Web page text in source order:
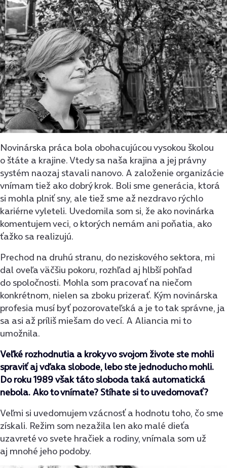
Novinárska práca bola obohacujúcou vysokou školou
o štáte a krajine. Vtedy sa naša krajina a jej právny
systém naozaj stavali nanovo. A založenie organizácie
vnímam tiež ako dobrý krok. Boli sme generácia, ktorá
si mohla plniť sny, ale tiež sme až nezdravo rýchlo
kariérne vyleteli. Uvedomila som si, že ako novinárka
komentujem veci, o ktorých nemám ani poňatia, ako
ťažko sa realizujú.
Prechod na druhú stranu, do neziskového sektora, mi
dal oveľa väčšiu pokoru, rozhľad aj hlbší pohľad
do spoločnosti. Mohla som pracovať na niečom
konkrétnom, nielen sa zboku prizerať. Kým novinárska
profesia musí byť pozorovateľská a je to tak správne, ja
sa asi až príliš miešam do vecí. A Aliancia mi to
umožnila.
Veľké rozhodnutia a kroky vo svojom živote ste mohli
spraviť aj vďaka slobode, lebo ste jednoducho mohli.
Do roku 1989 však táto sloboda taká automatická
nebola. Ako to vnímate? Stíhate si to uvedomovať?
Veľmi si uvedomujem vzácnosť a hodnotu toho, čo sme
získali. Režim som nezažila len ako malé dieťa
uzavreté vo svete hračiek a rodiny, vnímala som už
aj mnohé jeho podoby.